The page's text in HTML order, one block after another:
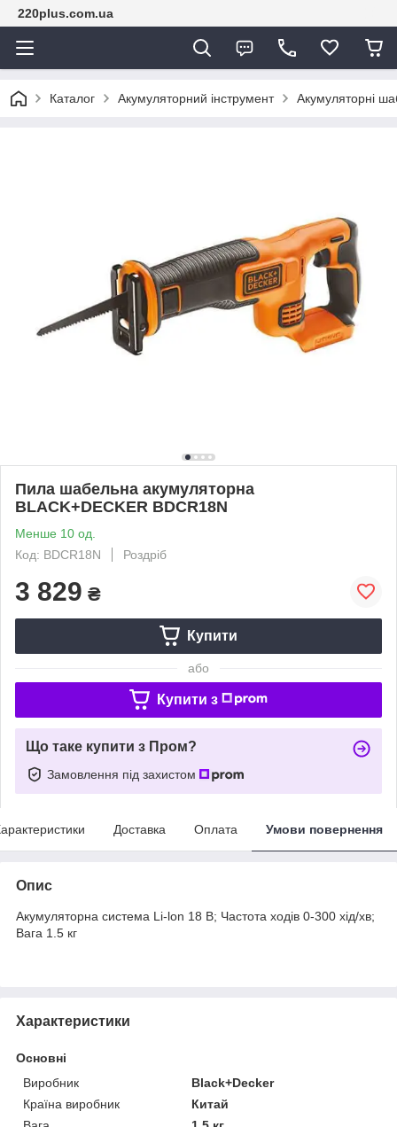
220plus.com.ua
Каталог Акумуляторний інструмент Акумуляторні
Пила шабельна акумуляторна
BLACK+DECKER BDCR18N
Менше 10 од.
Код: BDCR18N
Роздріб
3 829 ₴
Купити
або
Купити з
Що таке купити з Пром?
Замовлення під захистом
Доставка Оплата Умови повернення
Опис
Акумуляторна система Li-lon 18 В; Частота ходів 0-300 хід/хв;
Вага 1.5 кг
Характеристики
Основні
Виробник
Black+Decker
Країна виробник
Китай